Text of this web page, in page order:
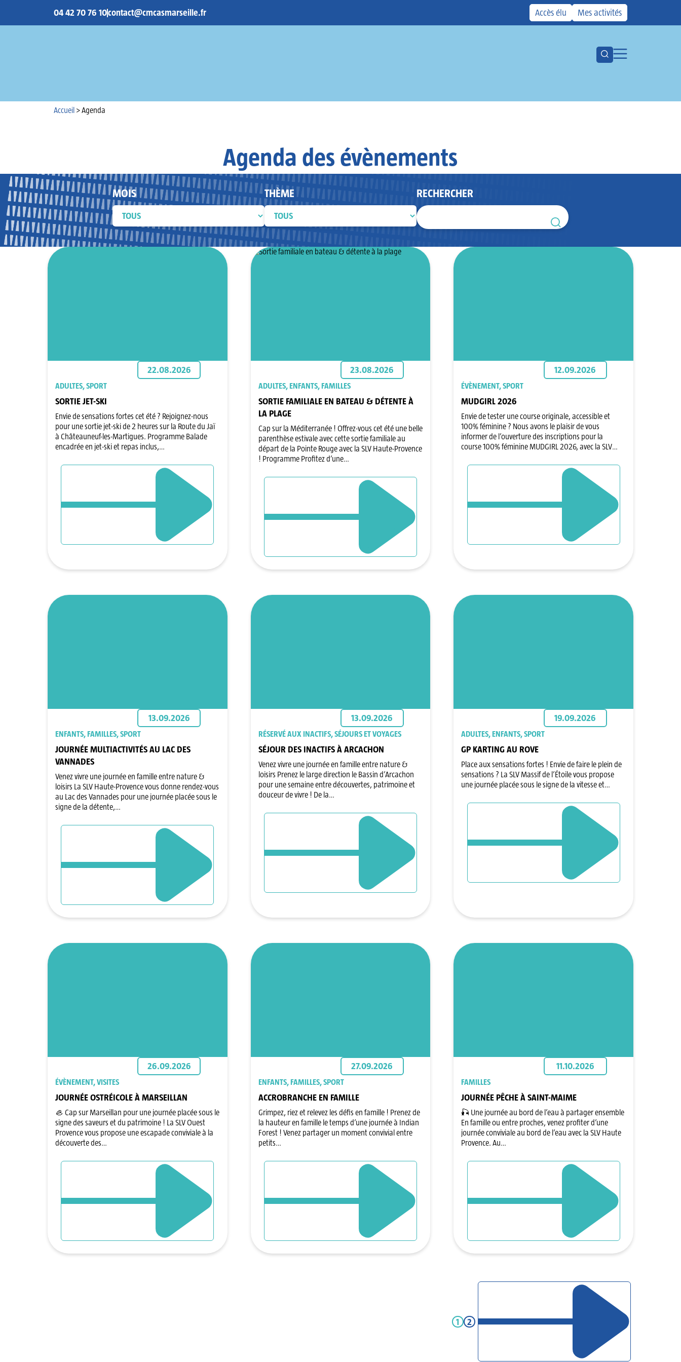
04 42 70 76 10contact@cmcasmarseille.fr Accès élu Mes activités
Accueil
Ouvrir la barre de
Activités
Accueil >Agenda
Agenda des évènements
MOIS THÈME RECHERCHER
22.08.2026
ADULTES, SPORT
SORTIE JET-SKI
Envie de sensations fortes cet été ? Rejoignez-nous
pour une sortie jet-ski de 2 heures sur la Route du Jaï
à Châteauneuf-les-Martigues. Programme Balade
encadrée en jet-ski et repas inclus,…
DÉCOUVRIR L`ÉVÈNEMENT
23.08.2026
ADULTES, ENFANTS, FAMILLES
SORTIE FAMILIALE EN BATEAU & DÉTENTE À
LA PLAGE
Cap sur la Méditerranée ! Offrez-vous cet été une belle
parenthèse estivale avec cette sortie familiale au
départ de la Pointe Rouge avec la SLV Haute-Provence
! Programme Profitez d’une…
DÉCOUVRIR L`ÉVÈNEMENT
12.09.2026
ÉVÈNEMENT, SPORT
MUDGIRL 2026
Envie de tester une course originale, accessible et
100% féminine ? Nous avons le plaisir de vous
informer de l’ouverture des inscriptions pour la
course 100% féminine MUDGIRL 2026, avec la SLV
DÉCOUVRIR L`ÉVÈNEMENT
13.09.2026
ENFANTS, FAMILLES, SPORT
JOURNÉE MULTIACTIVITÉS AU LAC DES
VANNADES
Venez vivre une journée en famille entre nature &
loisirs La SLV Haute-Provence vous donne rendez-vous
au Lac des Vannades pour une journée placée sous le
signe de la détente,…
DÉCOUVRIR L`ÉVÈNEMENT
13.09.2026
RÉSERVÉ AUX INACTIFS, SÉJOURS ET VOYAGES
SÉJOUR DES INACTIFS À ARCACHON
Venez vivre une journée en famille entre nature &
loisirs Prenez le large direction le Bassin d’Arcachon
pour une semaine entre découvertes, patrimoine et
douceur de vivre ! De la…
DÉCOUVRIR L`ÉVÈNEMENT
19.09.2026
ADULTES, ENFANTS, SPORT
GP KARTING AU ROVE
Place aux sensations fortes ! Envie de faire le plein de
sensations ? La SLV Massif de l’Étoile vous propose
une journée placée sous le signe de la vitesse et…
DÉCOUVRIR L`ÉVÈNEMENT
26.09.2026
ÉVÈNEMENT, VISITES
JOURNÉE OSTRÉICOLE À MARSEILLAN
🦪 Cap sur Marseillan pour une journée placée sous le
signe des saveurs et du patrimoine ! La SLV Ouest
Provence vous propose une escapade conviviale à la
découverte des…
DÉCOUVRIR L`ÉVÈNEMENT
27.09.2026
ENFANTS, FAMILLES, SPORT
ACCROBRANCHE EN FAMILLE
Grimpez, riez et relevez les défis en famille ! Prenez de
la hauteur en famille le temps d’une journée à Indian
Forest ! Venez partager un moment convivial entre
petits…
DÉCOUVRIR L`ÉVÈNEMENT
11.10.2026
FAMILLES
JOURNÉE PÊCHE À SAINT-MAIME
🎣 Une journée au bord de l’eau à partager ensemble
En famille ou entre proches, venez profiter d’une
journée conviviale au bord de l’eau avec la SLV Haute
Provence. Au…
DÉCOUVRIR L`ÉVÈNEMENT
1 2